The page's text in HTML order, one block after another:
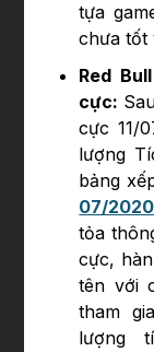
tựa
chưa tốt
Red
cực:
cực 11/
lượng
bảng
07/2020
tỏa
cực,
tên với
tham
lượng